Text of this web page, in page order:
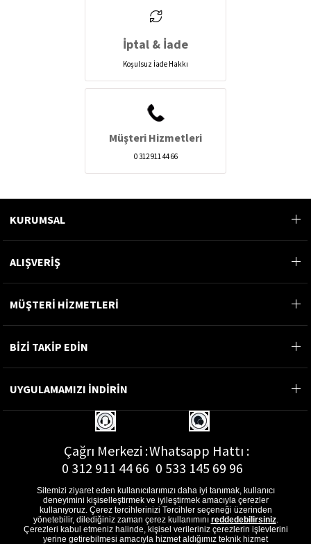
İptal & İade
Koşulsuz İade Hakkı
Müşteri Hizmetleri
0 312 911 44 66
KURUMSAL
ALIŞVERİŞ
MÜŞTERİ HİZMETLERİ
BİZİ TAKİP EDİN
UYGULAMAMIZI İNDİRİN
Çağrı Merkezi :
0 312 911 44 66
Whatsapp Hattı :
0 533 145 69 96
E-Posta Adresi :
Sitemizi ziyaret eden kullanıcılarımızı daha iyi tanımak, kullanıcı
deneyimini kişiselleştirmek ve iyileştirmek amacıyla çerezler
kullanıyoruz. Çerez tercihlerinizi Tercihler seçeneği üzerinden
yönetebilir, dilediğiniz zaman çerez kullanımını reddedebilirsiniz.
Çerezleri kabul etmeniz halinde, kişisel verileriniz çerezlerin işlevlerini
yerine getirebilmesi amacıyla hizmet aldığımız teknik hizmet